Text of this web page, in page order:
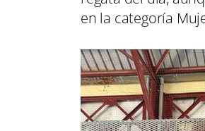
en la categoría